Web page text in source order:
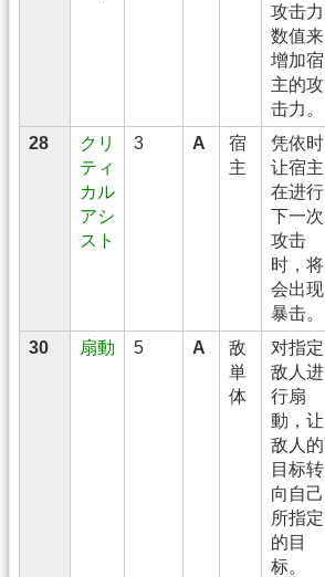
攻击力
数值来
增加宿
主的攻
击力。
28
クリ
ティ
カル
アシ
スト
3 A
宿
主
凭依时
让宿主
在进行
下一次
攻击
时，将
会出现
暴击。
30 扇動 5 A
敌
単
体
对指定
敌人进
行扇
動，让
敌人的
目标转
向自己
所指定
的目
标。